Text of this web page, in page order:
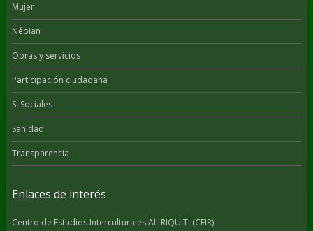
Mujer
Nébian
Obras y servicios
Participación ciudadana
S. Sociales
Sanidad
Transparencia
Enlaces de interés
Centro de Estudios Interculturales AL-RIQUITI (CEIR)